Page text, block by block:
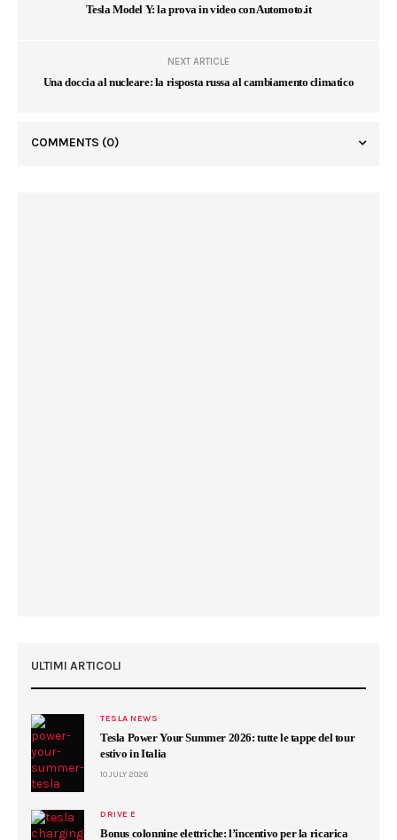
Tesla Model Y: la prova in video con Automoto.it
NEXT ARTICLE
Una doccia al nucleare: la risposta russa al cambiamento climatico
COMMENTS (0)
ULTIMI ARTICOLI
TESLA NEWS
Tesla Power Your Summer 2026: tutte le tappe del tour
estivo in Italia
10 JULY 2026
DRIVE E
Bonus colonnine elettriche: l’incentivo per la ricarica